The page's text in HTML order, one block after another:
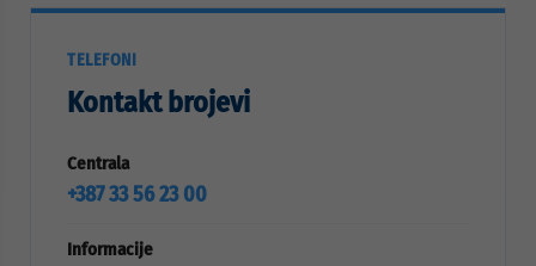
TELEFONI
Kontakt brojevi
Centrala
+387 33 56 23 00
Informacije